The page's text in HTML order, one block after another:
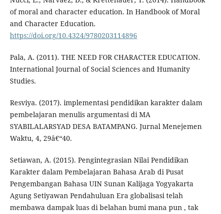
of moral and character education. In Handbook of Moral
and Character Education.
https://doi.org/10.4324/9780203114896
Pala, A. (2011). THE NEED FOR CHARACTER EDUCATION.
International Journal of Social Sciences and Humanity
Studies.
Resviya. (2017). implementasi pendidikan karakter dalam
pembelajaran menulis argumentasi di MA
SYABILALARSYAD DESA BATAMPANG. Jurnal Menejemen
Waktu, 4, 29â€“40.
Setiawan, A. (2015). Pengintegrasian Nilai Pendidikan
Karakter dalam Pembelajaran Bahasa Arab di Pusat
Pengembangan Bahasa UIN Sunan Kalijaga Yogyakarta
Agung Setiyawan Pendahuluan Era globalisasi telah
membawa dampak luas di belahan bumi mana pun , tak